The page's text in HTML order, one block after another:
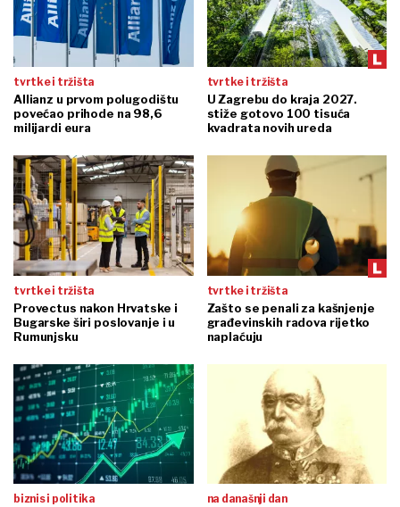
tvrtke i tržišta
Allianz u prvom polugodištu
povećao prihode na 98,6
milijardi eura
tvrtke i tržišta
U Zagrebu do kraja 2027.
stiže gotovo 100 tisuća
kvadrata novih ureda
tvrtke i tržišta
Provectus nakon Hrvatske i
Bugarske širi poslovanje i u
Rumunjsku
tvrtke i tržišta
Zašto se penali za kašnjenje
građevinskih radova rijetko
naplaćuju
biznis i politika na današnji dan